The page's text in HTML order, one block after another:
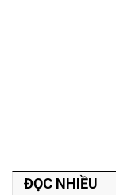
ĐỌC NHIỀU